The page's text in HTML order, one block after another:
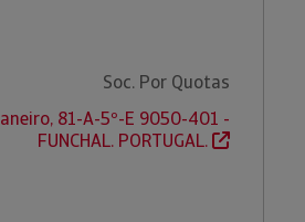
Soc. Por Quotas
81-A-5º-E 9050-401 -
FUNCHAL. PORTUGAL.